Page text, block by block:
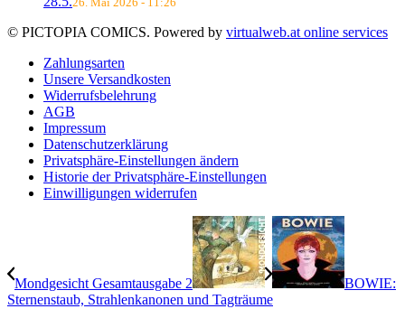
© PICTOPIA COMICS. Powered by virtualweb.at online services
Zahlungsarten
Unsere Versandkosten
Widerrufsbelehrung
AGB
Impressum
Datenschutzerklärung
Privatsphäre-Einstellungen ändern
Historie der Privatsphäre-Einstellungen
Einwilligungen widerrufen
Mondgesicht Gesamtausgabe 2
BOWIE:
Sternenstaub, Strahlenkanonen und Tagträume